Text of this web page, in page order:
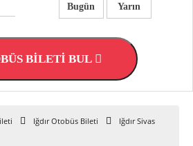
Bugün Yarın
BİLETİ BUL
Iğdır Otobüs Bileti
Iğdır Sivas